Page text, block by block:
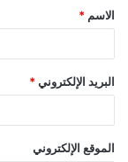
الاسم *
البريد الإلكتروني *
الموقع الإلكتروني